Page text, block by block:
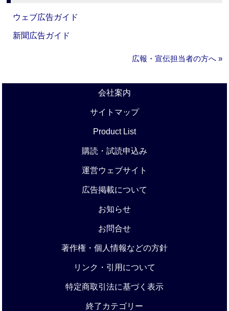
ウェブ広告ガイド
新聞広告ガイド
広報・宣伝担当者の方へ »
会社案内
サイトマップ
Product List
購読・試読申込み
運営ウェブサイト
広告掲載について
お知らせ
お問合せ
著作権・個人情報などの方針
リンク・引用について
特定商取引法に基づく表示
終了カテゴリー